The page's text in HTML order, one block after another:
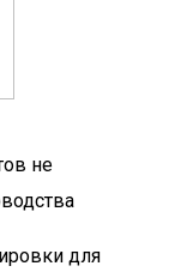
не
для